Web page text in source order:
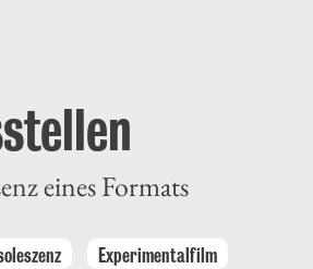
eines Formats
Experimentalfilm